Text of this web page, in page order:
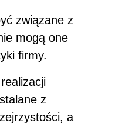
związane z
mogą one
firmy.
z
a